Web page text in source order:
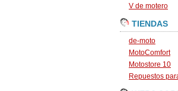
V de motero
TIENDAS
de-moto
MotoComfort
Motostore 10
Repuestos